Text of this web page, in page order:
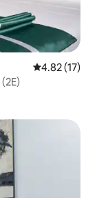
Calificación
4.82 (17)